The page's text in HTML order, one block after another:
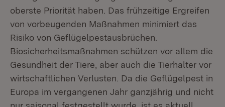
oberste Priorität haben. Das frühzeitige Ergreifen
von vorbeugenden Maßnahmen minimiert das
Risiko von Geflügelpestausbrüchen.
Biosicherheitsmaßnahmen schützen vor allem die
Gesundheit der Tiere, aber auch die Tierhalter vor
wirtschaftlichen Verlusten. Da die Geflügelpest in
Europa im vergangenen Jahr ganzjährig und nicht